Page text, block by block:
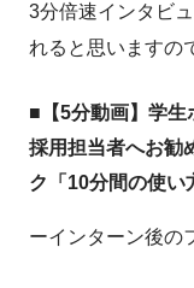
3分倍速インタビ
れると思いますの
■【5分動画】学
採用担当者へお勧
ク「10分間の使い
ーインターン後の